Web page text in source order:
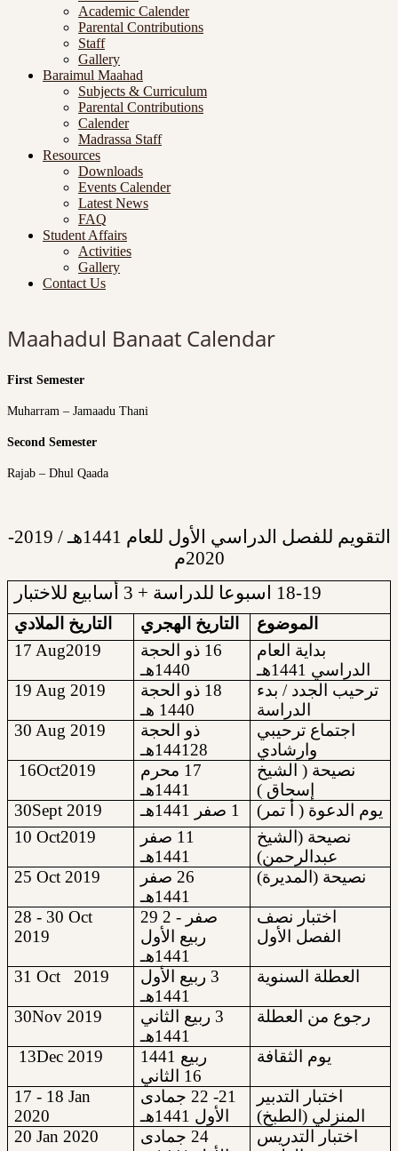
Academic Calender
Parental Contributions
Staff
Gallery
Baraimul Maahad
Subjects & Curriculum
Parental Contributions
Calender
Madrassa Staff
Resources
Downloads
Events Calender
Latest News
FAQ
Student Affairs
Activities
Gallery
Contact Us
Maahadul Banaat Calendar
First Semester
Muharram – Jamaadu Thani
Second Semester
Rajab – Dhul Qaada
التقويم للفصل الدراسي الأول للعام 1441هـ / 2019-
2020م
18-19 اسبوعا للدراسة + 3 أسابيع للاختبار
التاريخ الملادي التاريخ الهجري
الموضوع
17 Aug2019
16 ذو الحجة
1440هـ
بداية العام
الدراسي 1441هـ
19 Aug 2019
18 ذو الحجة
1440 هـ
ترحيب الجدد / بدء
الدراسة
30 Aug 2019
ذو الحجة
1441هـ 28
اجتماع ترحيبي
وارشادي
16Oct2019
17 محرم
1441هـ
نصيحة ( الشيخ
إسحاق )
30Sept 2019 1 صفر 1441هـ
يوم الدعوة ( أ تمر)
10 Oct2019
11 صفر
1441هـ
نصيحة (الشيخ
عبدالرحمن)
25Oct 2019
26 صفر
1441هـ
نصيحة (المديرة)
28 - 30 Oct
2019
29 صفر - 2
ربيع الأول
1441هـ
اختبار نصف
الفصل الأول
31 Oct 2019
3 ربيع الأول
1441هـ
العطلة السنوية
30Nov 2019
3 ربيع الثاني
1441هـ
رجوع من العطلة
13Dec 2019 1441 ربيع
الثاني
16
يوم الثقافة
17 - 18Jan
2020
21- 22 جمادى
الأول 1441هـ
اختبار التدبير
المنزلي (الطبخ)
20 Jan 2020
24 جمادى
اختبار التدريس